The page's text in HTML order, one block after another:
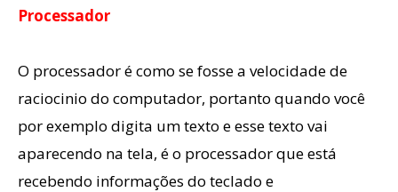
Processador
O processador é como se fosse a velocidade de
raciocinio do computador, portanto quando você
por exemplo digita um texto e esse texto vai
aparecendo na tela, é o processador que está
recebendo informações do teclado e